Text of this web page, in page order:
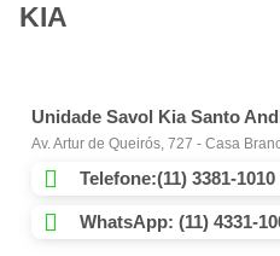
KIA
Unidade Savol Kia Santo
Av. Artur de Queirós, 727 - Casa
Telefone:(11) 3381-1010
WhatsApp: (11) 4331-